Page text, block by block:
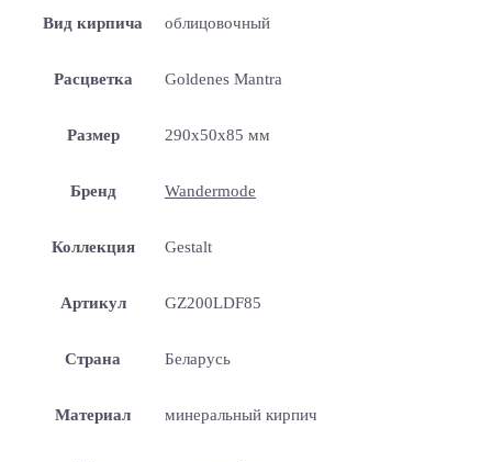
Вид кирпича облицовочный
Расцветка Goldenes Mantra
Размер 290x50x85 мм
Бренд Wandermode
Коллекция Gestalt
Артикул GZ200LDF85
Страна Беларусь
Материал минеральный кирпич